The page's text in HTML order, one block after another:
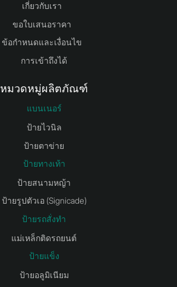
เกี่ยวกับเรา
ขอใบเสนอราคา
ข้อกำหนดและเงื่อนไข
การเข้าถึงได้
หมวดหมู่ผลิตภัณฑ์
แบนเนอร์
ป้ายไวนิล
ป้ายตาข่าย
ป้ายทางเท้า
ป้ายสนามหญ้า
ป้ายรูปตัวเอ (Signicade)
ป้ายรถสั่งทำ
แม่เหล็กติดรถยนต์
ป้ายแข็ง
ป้ายอลูมิเนียม